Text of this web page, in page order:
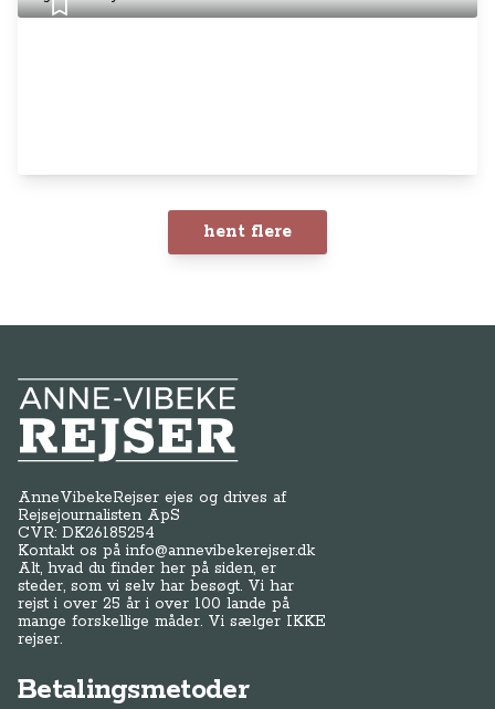
hent flere
Anne-Vibeke Rejser
AnneVibekeRejser ejes og drives af
Rejsejournalisten ApS
CVR: DK26185254
Kontakt os påinfo@annevibekerejser.dk
Alt, hvad du finder her på siden, er
steder, som vi selv har besøgt. Vi har
rejst i over 25 år i over 100 lande på
mange forskellige måder. Vi sælger IKKE
rejser.
Betalingsmetoder